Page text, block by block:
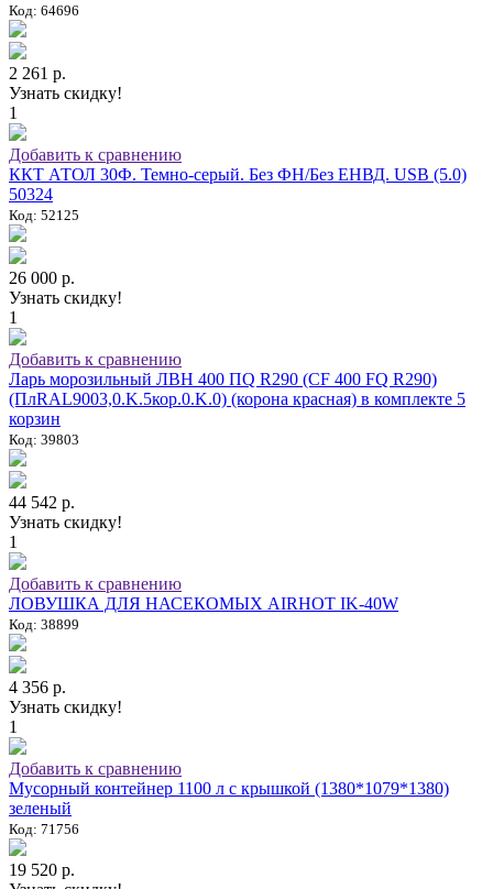
Код: 64696
2 261 р.
Узнать скидку!
1
Добавить к сравнению
ККТ АТОЛ 30Ф. Темно-серый. Без ФН/Без ЕНВД. USB (5.0)
50324
Код: 52125
26 000 р.
Узнать скидку!
1
Добавить к сравнению
Ларь морозильный ЛВН 400 ПQ R290 (СF 400 FQ R290)
(ПлRAL9003,0.K.5кор.0.K.0) (корона красная) в комплекте 5
корзин
Код: 39803
44 542 р.
Узнать скидку!
1
Добавить к сравнению
ЛОВУШКА ДЛЯ НАСЕКОМЫХ AIRHOT IK-40W
Код: 38899
4 356 р.
Узнать скидку!
1
Добавить к сравнению
Мусорный контейнер 1100 л с крышкой (1380*1079*1380)
зеленый
Код: 71756
19 520 р.